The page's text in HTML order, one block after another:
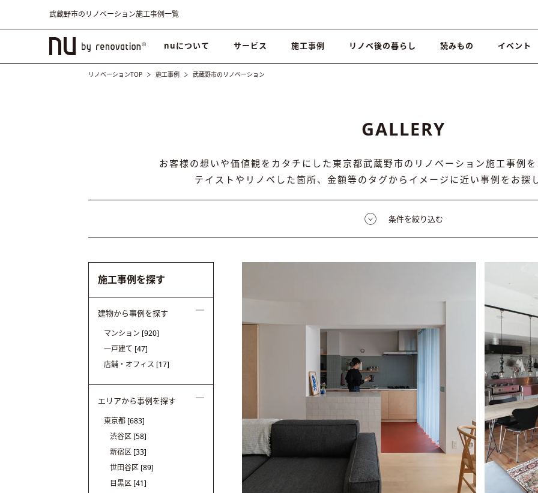
武蔵野市のリノベーション施工事例一覧
nuについて サービス 施工事例 リノベ後の暮らし 読みもの イベント
リノベーションTOP 施工事例 武蔵野市のリノベーション
GALLERY
お客様の想いや価値観をカタチにした東京都武蔵野市のリノベーション施工事例
テイストやリノベした箇所、金額等のタグからイメージに近い事例をお探
条件を絞り込む
施工事例を探す
建物から事例を探す
マンション [920]
一戸建て [47]
店舗・オフィス [17]
エリアから事例を探す
東京都 [683]
渋谷区 [58]
新宿区 [33]
世田谷区 [89]
目黒区 [41]